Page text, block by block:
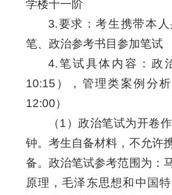
学楼十一阶
3.要求：考生携带本
笔、政治参考书目参加笔试
4.笔试具体内容：政
10:15），管理类案例分
12:00）
（1）政治笔试为开卷
钟。考生自备材料，不允许
备。政治笔试参考范围为：
原理，毛泽东思想和中国